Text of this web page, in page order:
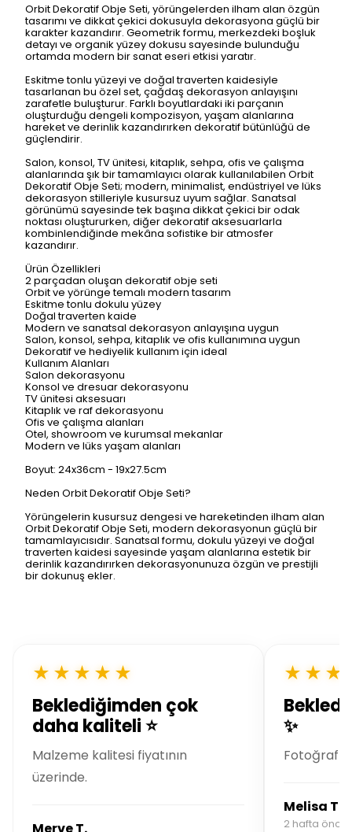
Orbit Dekoratif Obje Seti, yörüngelerden ilham alan özgün
tasarımı ve dikkat çekici dokusuyla dekorasyona güçlü bir
karakter kazandırır. Geometrik formu, merkezdeki boşluk
detayı ve organik yüzey dokusu sayesinde bulunduğu
ortamda modern bir sanat eseri etkisi yaratır.
Eskitme tonlu yüzeyi ve doğal traverten kaidesiyle
tasarlanan bu özel set, çağdaş dekorasyon anlayışını
zarafetle buluşturur. Farklı boyutlardaki iki parçanın
oluşturduğu dengeli kompozisyon, yaşam alanlarına
hareket ve derinlik kazandırırken dekoratif bütünlüğü de
güçlendirir.
Salon, konsol, TV ünitesi, kitaplık, sehpa, ofis ve çalışma
alanlarında şık bir tamamlayıcı olarak kullanılabilen Orbit
Dekoratif Obje Seti; modern, minimalist, endüstriyel ve lüks
dekorasyon stilleriyle kusursuz uyum sağlar. Sanatsal
görünümü sayesinde tek başına dikkat çekici bir odak
noktası oluştururken, diğer dekoratif aksesuarlarla
kombinlendiğinde mekâna sofistike bir atmosfer
kazandırır.
Ürün Özellikleri
2 parçadan oluşan dekoratif obje seti
Orbit ve yörünge temalı modern tasarım
Eskitme tonlu dokulu yüzey
Doğal traverten kaide
Modern ve sanatsal dekorasyon anlayışına uygun
Salon, konsol, sehpa, kitaplık ve ofis kullanımına uygun
Dekoratif ve hediyelik kullanım için ideal
Kullanım Alanları
Salon dekorasyonu
Konsol ve dresuar dekorasyonu
TV ünitesi aksesuarı
Kitaplık ve raf dekorasyonu
Ofis ve çalışma alanları
Otel, showroom ve kurumsal mekanlar
Modern ve lüks yaşam alanları
Boyut: 24x36cm - 19x27.5cm
Neden Orbit Dekoratif Obje Seti?
Yörüngelerin kusursuz dengesi ve hareketinden ilham alan
Orbit Dekoratif Obje Seti, modern dekorasyonun güçlü bir
tamamlayıcısıdır. Sanatsal formu, dokulu yüzeyi ve doğal
traverten kaidesi sayesinde yaşam alanlarına estetik bir
derinlik kazandırırken dekorasyonunuza özgün ve prestijli
bir dokunuş ekler.
★★★★★
Beklediğimden çok
daha kaliteli ⭐
Malzeme kalitesi fiyatının
üzerinde.
Merve T.
✨
Melisa T.
2 hafta önce